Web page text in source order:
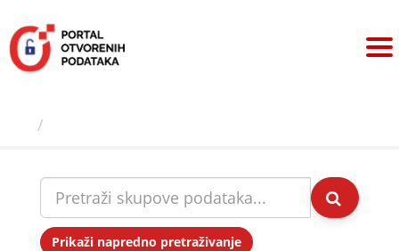
sadržaj
Prikaži napredno pretraživanje